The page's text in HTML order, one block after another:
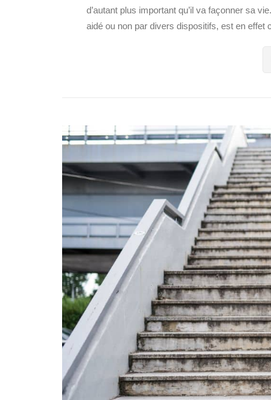
d’autant plus important qu’il va façonner sa
aidé ou non par divers dispositifs, est en effet